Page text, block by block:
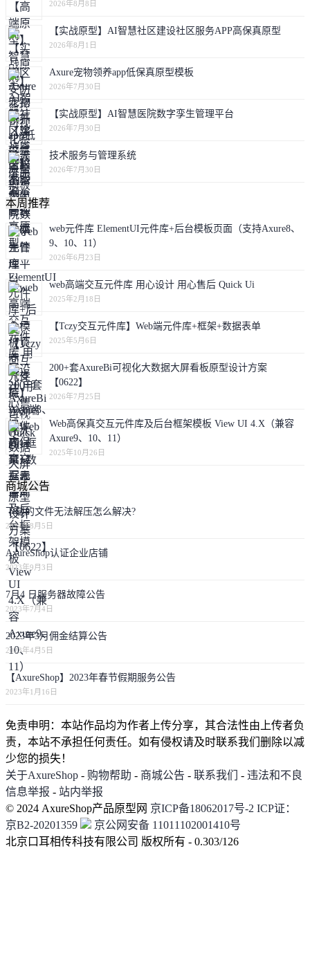
2026年8月8日
【实战原型】AI智慧社区建设社区服务APP高保真原型
2026年8月1日
Axure宠物领养app低保真原型模板
2026年7月30日
【实战原型】AI智慧医院数字孪生管理平台
2026年7月30日
技术服务与管理系统
2026年7月30日
本周推荐
web元件库 ElementUI元件库+后台模板页面（支持Axure8、
9、10、11）
2026年6月23日
web高端交互元件库 用心设计 用心售后 Quick Ui
2025年2月18日
【Tczy交互元件库】Web端元件库+框架+数据表单
2025年5月6日
200+套AxureBi可视化大数据大屏看板原型设计方案
【0622】
2026年7月25日
Web高保真交互元件库及后台框架模板 View UI 4.X（兼容
Axure9、10、11）
2025年10月26日
商城公告
下载的文件无法解压怎么解决?
2024年8月5日
AxureShop认证企业店铺
2023年9月3日
7月4 日服务器故障公告
2023年7月4日
2023年3月佣金结算公告
2023年4月5日
【AxureShop】2023年春节假期服务公告
2023年1月16日
免责申明：本站作品均为作者上传分享，其合法性由上传者负
责，本站不承担任何责任。如有侵权请及时联系我们删除以减
少您的损失！
关于AxureShop - 购物帮助 - 商城公告 - 联系我们 - 违法和不良
信息举报 - 站内举报
© 2024 AxureShop产品原型网 京ICP备18062017号-2 ICP证：
京B2-20201359
京公网安备 11011102001410号
北京口耳相传科技有限公司 版权所有 - 0.303/126